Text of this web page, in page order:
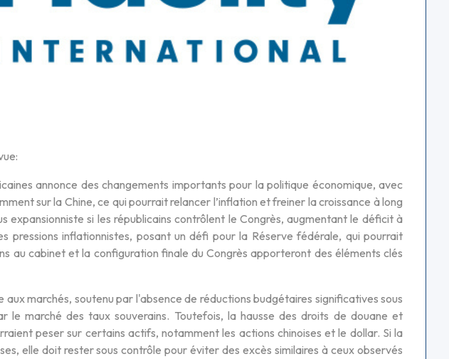
annonce des changements importants pour la politique économique, avec
sur la Chine, ce qui pourrait relancer l’inflation et freiner la croissance à long
si les républicains contrôlent le Congrès, augmentant le déficit à
pressions inflationnistes, posant un défi pour la Réserve fédérale, qui pourrait
au cabinet et la configuration finale du Congrès apporteront des éléments clés
marchés, soutenu par l'absence de réductions budgétaires significatives sous
marché des taux souverains. Toutefois, la hausse des droits de douane et
peser sur certains actifs, notamment les actions chinoises et le dollar. Si la
elle doit rester sous contrôle pour éviter des excès similaires à ceux observés